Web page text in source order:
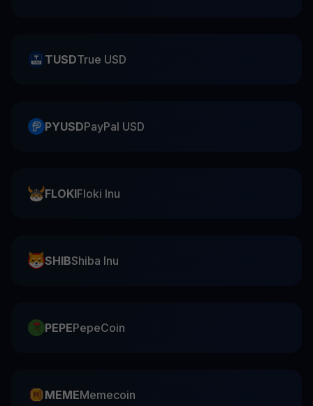
TUSDTrue USD
PYUSDPayPal USD
FLOKIFloki Inu
SHIBShiba Inu
PEPEPepeCoin
MEMEMemecoin